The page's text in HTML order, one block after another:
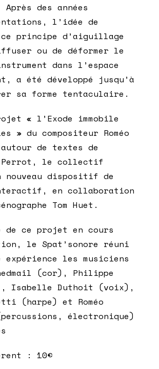
des années
l’idée de
principe d’aiguillage
ou de déformer le
dans l’espace
a été développé jusqu’à
sa forme tentaculaire.
« l’Exode immobile
» du compositeur Roméo
de textes de
Perrot, le collectif
nouveau dispositif de
en collaboration
Tom Huet.
de ce projet en cours
le Spat’sonore réuni
les musiciens
(cor), Philippe
Isabelle Duthoit (voix),
(harpe) et Roméo
électronique)
: 10€